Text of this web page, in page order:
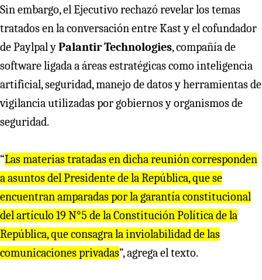
Sin embargo, el Ejecutivo rechazó revelar los temas
tratados en la conversación entre Kast y el cofundador
de Paylpal yPalantir Technologies, compañía de
software ligada a áreas estratégicas como inteligencia
artificial, seguridad, manejo de datos y herramientas de
vigilancia utilizadas por gobiernos y organismos de
seguridad.
“Las materias tratadas en dicha reunión corresponden
a asuntos del Presidente de la República, que se
encuentran amparadas por la garantía constitucional
del artículo 19 N°5 de la Constitución Política de la
República, que consagra la inviolabilidad de las
comunicaciones privadas”, agrega el texto.